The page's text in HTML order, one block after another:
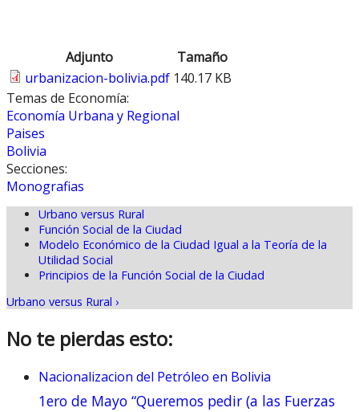
Adjunto
Tamaño
urbanizacion-bolivia.pdf 140.17 KB
Temas de Economía:
Economía Urbana y Regional
Paises
Bolivia
Secciones:
Monografias
Urbano versus Rural
Función Social de la Ciudad
Modelo Económico de la Ciudad Igual a la Teoría de la
Utilidad Social
Principios de la Función Social de la Ciudad
Urbano versus Rural ›
No te pierdas esto:
Nacionalizacion del Petróleo en Bolivia
1ero de Mayo “Queremos pedir (a las Fuerzas